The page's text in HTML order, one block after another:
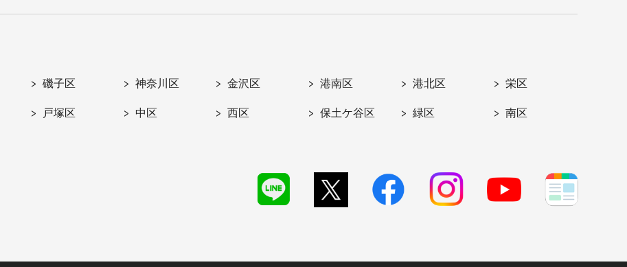
磯子区 神奈川区 金沢区 港南区 港北区 栄区
戸塚区 中区 西区 保土ケ谷区 緑区 南区